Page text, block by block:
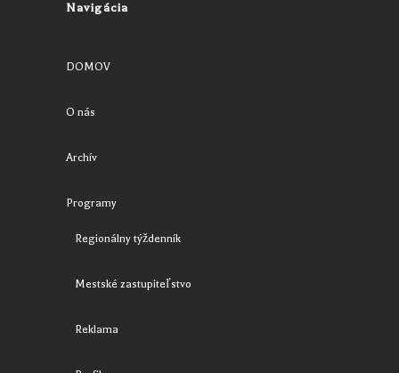
Navigácia
DOMOV
O nás
Archív
Programy
Regionálny týždenník
Mestské zastupiteľstvo
Reklama